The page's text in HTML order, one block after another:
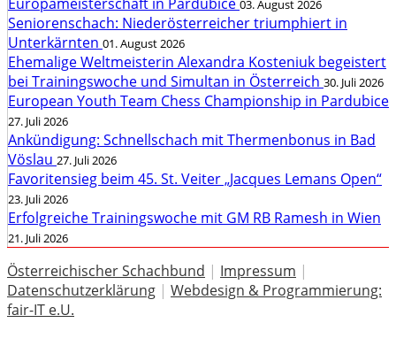
03. August 2026
Seniorenschach: Niederösterreicher triumphiert in
Unterkärnten 01. August 2026
Ehemalige Weltmeisterin Alexandra Kosteniuk begeistert
bei Trainingswoche und Simultan in Österreich 30. Juli 2026
European Youth Team Chess Championship in Pardubice
27. Juli 2026
Ankündigung: Schnellschach mit Thermenbonus in Bad
Vöslau 27. Juli 2026
Favoritensieg beim 45. St. Veiter „Jacques Lemans Open“
23. Juli 2026
Erfolgreiche Trainingswoche mit GM RB Ramesh in Wien
21. Juli 2026
Österreichischer Schachbund | Impressum |
Datenschutzerklärung | Webdesign & Programmierung:
fair-IT e.U.